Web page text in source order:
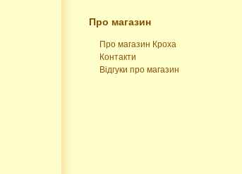
Про магазин
Про магазин Кроха
Контакти
Відгуки про магазин